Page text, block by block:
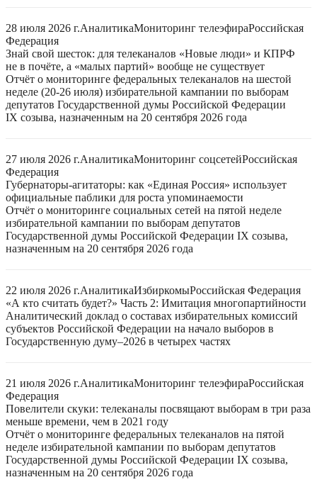
28 июля 2026 г.АналитикаМониторинг телеэфираРоссийская
Федерация
Знай свой шесток: для телеканалов «Новые люди» и КПРФ
не в почёте, а «малых партий» вообще не существует
Отчёт о мониторинге федеральных телеканалов на шестой
неделе (20-26 июля) избирательной кампании по выборам
депутатов Государственной думы Российской Федерации
IX созыва, назначенным на 20 сентября 2026 года
27 июля 2026 г.АналитикаМониторинг соцсетейРоссийская
Федерация
Губернаторы-агитаторы: как «Единая Россия» использует
официальные паблики для роста упоминаемости
Отчёт о мониторинге социальных сетей на пятой неделе
избирательной кампании по выборам депутатов
Государственной думы Российской Федерации IX созыва,
назначенным на 20 сентября 2026 года
22 июля 2026 г.АналитикаИзбиркомыРоссийская Федерация
«А кто считать будет?» Часть 2: Имитация многопартийности
Аналитический доклад о составах избирательных комиссий
субъектов Российской Федерации на начало выборов в
Государственную думу–2026 в четырех частях
21 июля 2026 г.АналитикаМониторинг телеэфираРоссийская
Федерация
Повелители скуки: телеканалы посвящают выборам в три раза
меньше времени, чем в 2021 году
Отчёт о мониторинге федеральных телеканалов на пятой
неделе избирательной кампании по выборам депутатов
Государственной думы Российской Федерации IX созыва,
назначенным на 20 сентября 2026 года